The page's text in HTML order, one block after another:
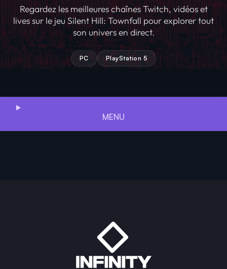
Regardez les meilleures chaînes Twitch, vidéos et
lives sur le jeu Silent Hill: Townfall pour explorer tout
son univers en direct.
PC PlayStation 5
MENU